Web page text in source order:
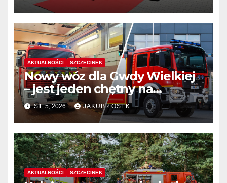
AKTUALNOŚCI SZCZECINEK
Nowy wóz dla Gwdy Wielkiej
– jest jeden chętny na
dostawę
SIE 5, 2026 JAKUB ŁOSEK
AKTUALNOŚCI SZCZECINEK